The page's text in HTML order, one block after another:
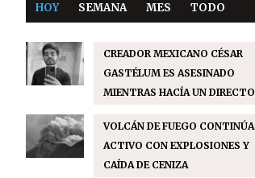
HOY SEMANA MES TODO
CREADOR MEXICANO CÉSAR
GASTÉLUM ES ASESINADO
MIENTRAS HACÍA UN DIRECTO
VOLCÁN DE FUEGO CONTINÚA
ACTIVO CON EXPLOSIONES Y
CAÍDA DE CENIZA